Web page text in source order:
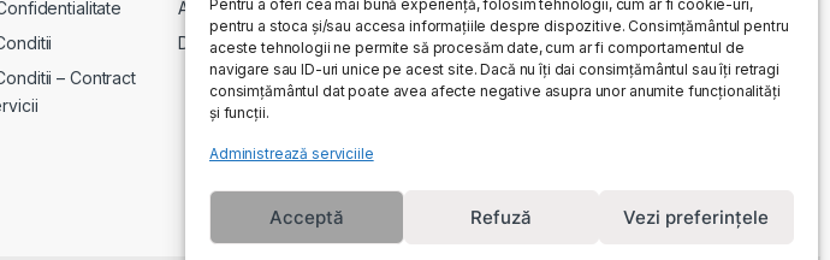
Pentru a oferi cea mai bună experiență, folosim tehnologii, cum ar fi cookie-uri,
pentru a stoca și/sau accesa informațiile despre dispozitive. Consimțământul pentru
aceste tehnologii ne permite să procesăm date, cum ar fi comportamentul de
navigare sau ID-uri unice pe acest site. Dacă nu îți dai consimțământul sau îți retragi
consimțământul dat poate avea afecte negative asupra unor anumite funcționalități
și funcții.
Administrează serviciile
Acceptă Refuză Vezi preferințele
– Contract
Adrese
Detalii cont
Service si garantie
Cum cumpar
Returnari